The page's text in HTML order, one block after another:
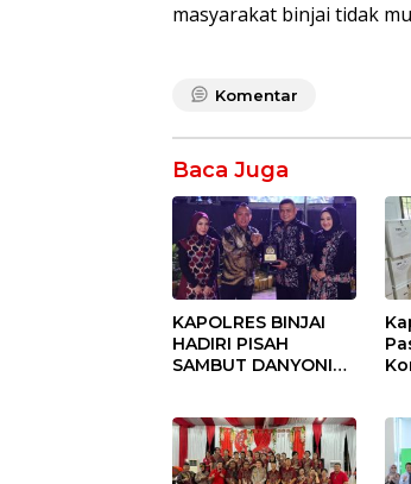
masyarakat binjai tidak
Komentar
Baca Juga
KAPOLRES BINJAI
HADIRI PISAH
SAMBUT DANYONIF
POLRI